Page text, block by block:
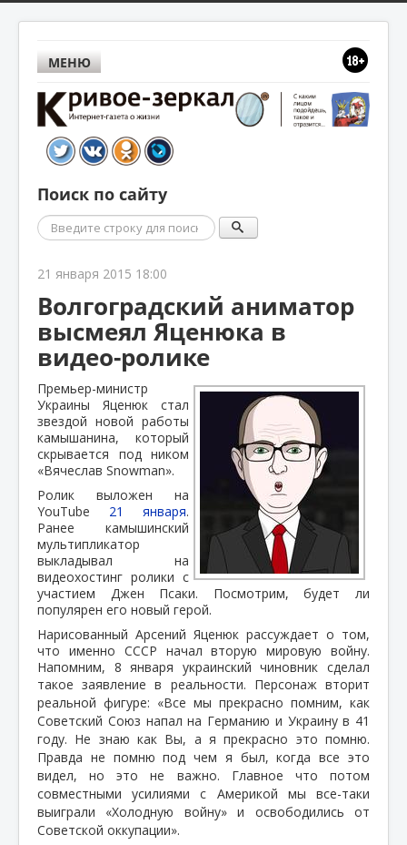
МЕНЮ
Поиск по сайту
Поиск
21 января 2015 18:00
Волгоградский аниматор
высмеял Яценюка в
видео-ролике
Премьер-министр
Украины Яценюк стал
звездой новой работы
камышанина, который
скрывается под ником
«Вячеслав Snowman».
Ролик выложен на
YouTube 21 января.
Ранее камышинский
мультипликатор
выкладывал на
видеохостинг ролики с
участием Джен Псаки. Посмотрим, будет ли
популярен его новый герой.
Нарисованный Арсений Яценюк рассуждает о том,
что именно СССР начал вторую мировую войну.
Напомним, 8 января украинский чиновник сделал
такое заявление в реальности. Персонаж вторит
реальной фигуре: «Все мы прекрасно помним, как
Советский Союз напал на Германию и Украину в 41
году. Не знаю как Вы, а я прекрасно это помню.
Правда не помню под чем я был, когда все это
видел, но это не важно. Главное что потом
совместными усилиями с Америкой мы все-таки
выиграли «Холодную войну» и освободились от
Советской оккупации».